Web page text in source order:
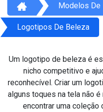
Modelos De
Logotipos De Beleza
Um logotipo de beleza é
nicho competitivo e
reconhecível. Criar um
alguns toques na tela não
encontrar uma